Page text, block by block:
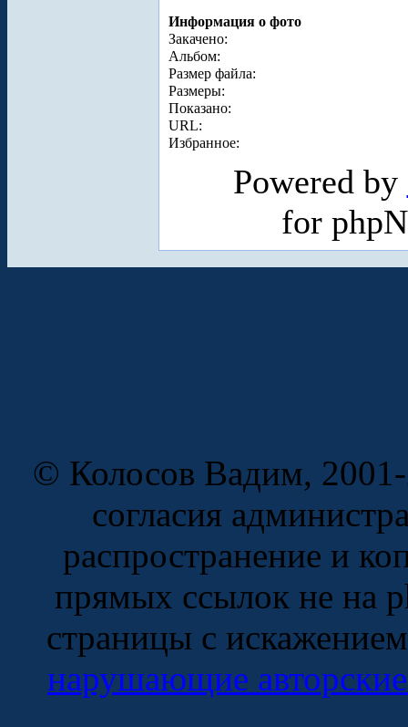
Информация о фото
Закачено:
Альбом:
Размер файла:
Размеры:
Показано:
URL:
Избранное:
Powered by
for
© Колосов Вадим, 2001-
согласия
распространение и
прямых ссылок не на
страницы с
нарушающие